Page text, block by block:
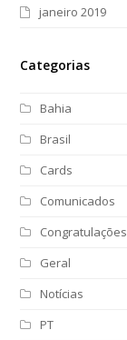
janeiro 2019
Categorias
Bahia
Brasil
Cards
Comunicados
Congratulações
Geral
Notícias
PT